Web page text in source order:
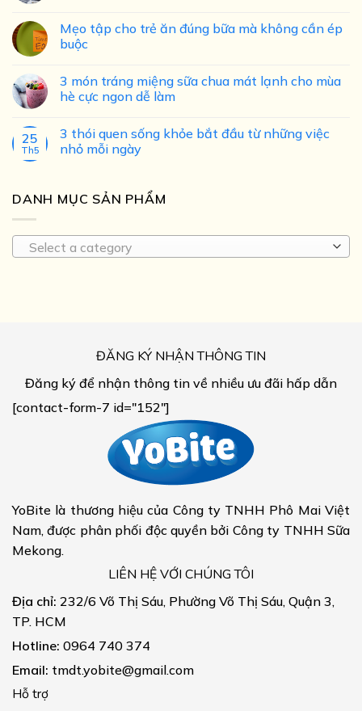
Mẹo tập cho trẻ ăn đúng bữa mà không cần ép
buộc
3 món tráng miệng sữa chua mát lạnh cho mùa
hè cực ngon dễ làm
25
Th5
3 thói quen sống khỏe bắt đầu từ những việc
nhỏ mỗi ngày
DANH MỤC SẢN PHẨM
Select a category
ĐĂNG KÝ NHẬN THÔNG TIN
Đăng ký để nhận thông tin về nhiều ưu đãi hấp dẫn
[contact-form-7 id="152"]
YoBite là thương hiệu của Công ty TNHH Phô Mai Việt
Nam, được phân phối độc quyền bởi Công ty TNHH Sữa
Mekong.
LIÊN HỆ VỚI CHÚNG TÔI
Địa chỉ: 232/6 Võ Thị Sáu, Phường Võ Thị Sáu, Quận 3,
TP. HCM
Hotline: 0964 740 374
Email: tmdt.yobite@gmail.com
Hỗ trợ